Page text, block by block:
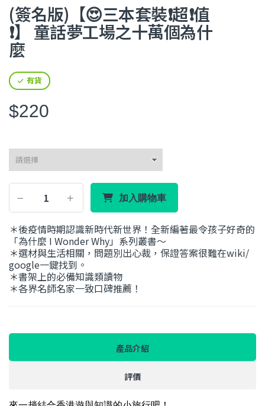
(簽名版)【😍三本套裝❗超❗值
❗】 童話夢工場之十萬個為什
麼
有貨
$220
加入購物車
＊後疫情時期認識新時代新世界！全新編著最令孩子好奇的
「為什麼 I Wonder Why」系列叢書～
＊選材與生活相關，問題別出心裁，保證答案很難在wiki/
google一鍵找到。
＊書架上的必備知識類讀物
＊各界名師名家一致口碑推薦！
產品介紹
評價